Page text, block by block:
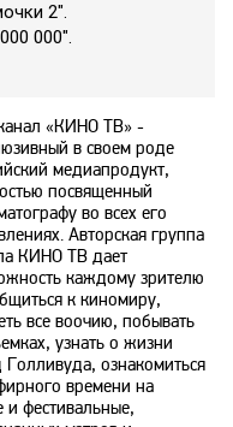
2".
000".
«КИНО ТВ» -
в своем роде
медиапродукт,
посвященный
во всех его
Авторская группа
КИНО ТВ дает
каждому зрителю
к киномиру,
все воочию, побывать
узнать о жизни
Голливуда, ознакомиться
времени на
и фестивальные,